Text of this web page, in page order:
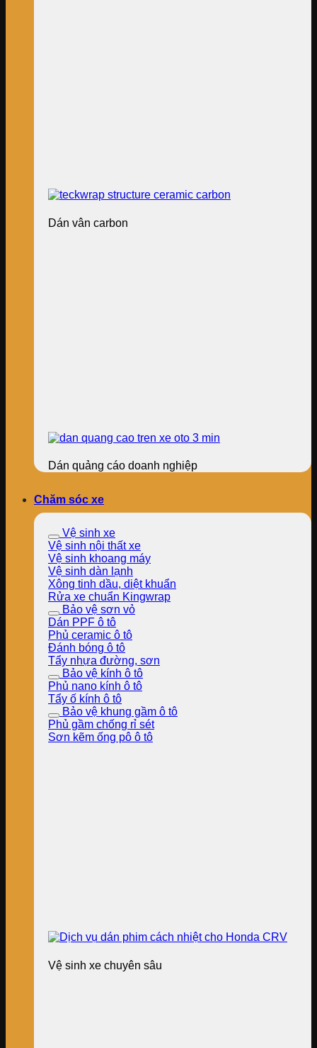
Dán vân carbon
Dán quảng cáo doanh nghiệp
Chăm sóc xe
Vệ sinh xe
Vệ sinh nội thất xe
Vệ sinh khoang máy
Vệ sinh dàn lạnh
Xông tinh dầu, diệt khuẩn
Rửa xe chuẩn Kingwrap
Bảo vệ sơn vỏ
Dán PPF ô tô
Phủ ceramic ô tô
Đánh bóng ô tô
Tẩy nhựa đường, sơn
Bảo vệ kính ô tô
Phủ nano kính ô tô
Tẩy ố kính ô tô
Bảo vệ khung gầm ô tô
Phủ gầm chống rỉ sét
Sơn kẽm ống pô ô tô
Vệ sinh xe chuyên sâu